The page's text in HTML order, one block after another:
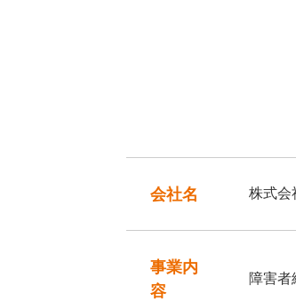
会社名 株式会
事業内
容
障害者